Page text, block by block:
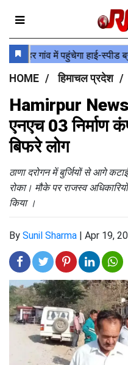
HOME हिमाचल प्रदेश
Hamirpur News :
एनएच 03 निर्माण
बिफरे लोग
ठाणा दरोगन में बुर्जियों से आगे
रोका। मौके पर राजस्व
किया ।
By Sunil Sharma | Apr 19,